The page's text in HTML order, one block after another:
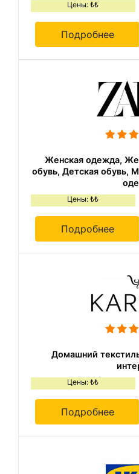
Цены: ₺₺
Подробнее
Женская одежда,
обувь, Детская обувь,
Цены: ₺₺
Подробнее
Домашний
Цены: ₺₺
Подробнее